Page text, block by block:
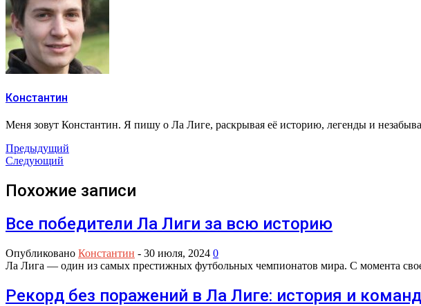
Константин
Меня зовут Константин. Я пишу о Ла Лиге, раскрывая её историю, легенды и
Предыдущий
Следующий
Похожие записи
Все победители Ла Лиги за всю историю
Опубликовано Константин - 30 июля, 2024 0
Ла Лига — один из самых престижных футбольных чемпионатов мира. С момента
Рекорд без поражений в Ла Лиге: история и